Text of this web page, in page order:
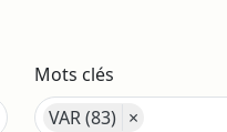
Mots clés
VAR (83) ×